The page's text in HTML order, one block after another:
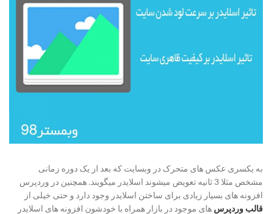
به یکسری عکس های متحرک در وبسایت که بعد از یک دوره زمانی
مشخص مثلا 3 ثانیه تعویض میشوند اسلایدر میگویند. همچنین در وردپرس
افزونه های بسیار زیادی برای ساختن اسلایدر وجود دارد و حتی خیلی از
قالب وردپرس های موجود در بازار همراه با خودشون افزونه های اسلایدر